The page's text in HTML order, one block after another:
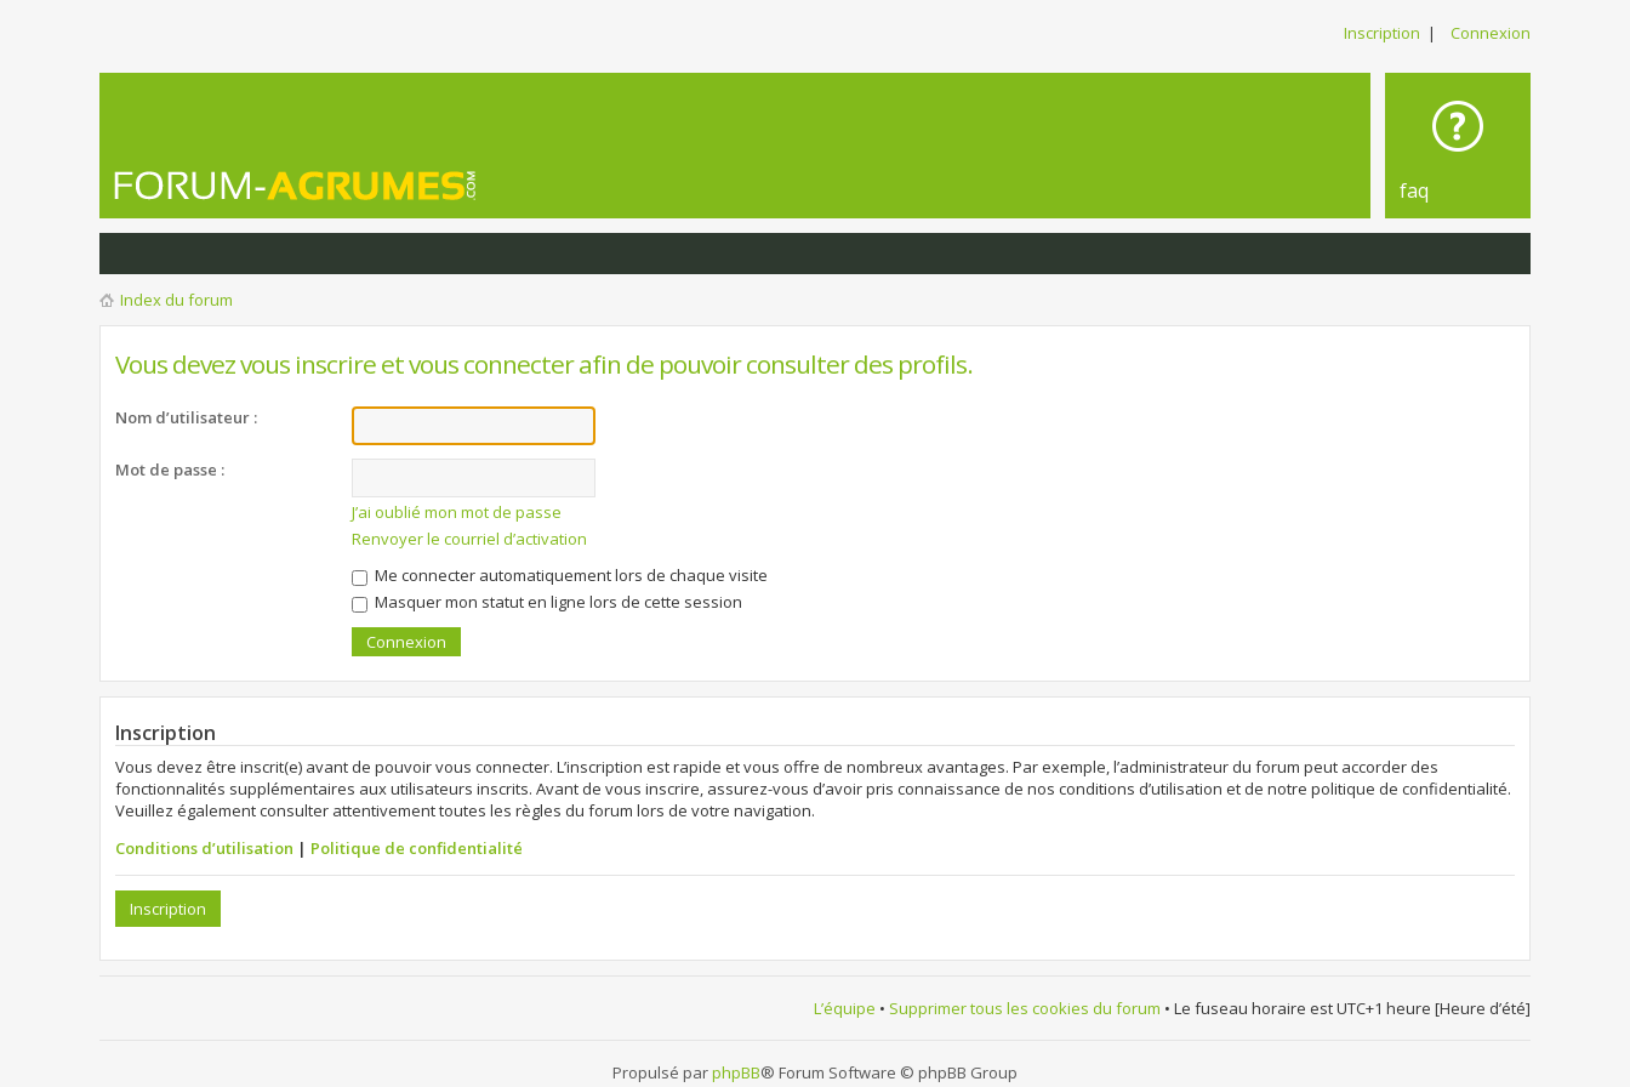
Inscription | Connexion
faq
Index du forum
Vous devez vous inscrire et vous connecter afin de pouvoir consulter des profils.
Nom d’utilisateur :
Mot de passe :
J’ai oublié mon mot de passe
Renvoyer le courriel d’activation
Me connecter automatiquement lors de chaque visite
Masquer mon statut en ligne lors de cette session
Inscription
Vous devez être inscrit(e) avant de pouvoir vous connecter. L’inscription est rapide et vous offre de nombreux avantages. Par exemple, l’administrateur du forum peut accorder des
fonctionnalités supplémentaires aux utilisateurs inscrits. Avant de vous inscrire, assurez-vous d’avoir pris connaissance de nos conditions d’utilisation et de notre politique de confidentialité.
Veuillez également consulter attentivement toutes les règles du forum lors de votre navigation.
Conditions d’utilisation | Politique de confidentialité
Inscription
L’équipe • Supprimer tous les cookies du forum • Le fuseau horaire est UTC+1 heure [Heure d’été]
Propulsé parphpBB® Forum Software © phpBB Group